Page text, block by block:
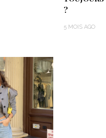
?
5 MOIS AGO